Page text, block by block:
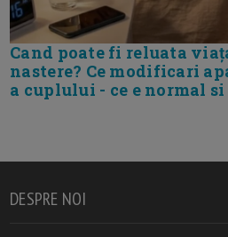
Cand poate fi reluata
nastere? Ce modificari
a cuplului - ce e normal si
DESPRE NOI